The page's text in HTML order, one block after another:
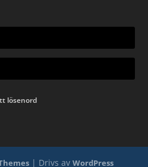
lösenord
| Drivs av WordPress